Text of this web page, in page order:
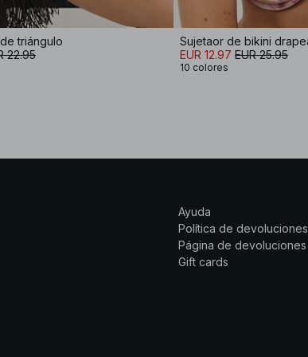
triángulo
22.95
EUR 12.97 EUR 25.95
10 colores
Ayuda
Política de devoluciones
Página de devoluciones
Gift cards